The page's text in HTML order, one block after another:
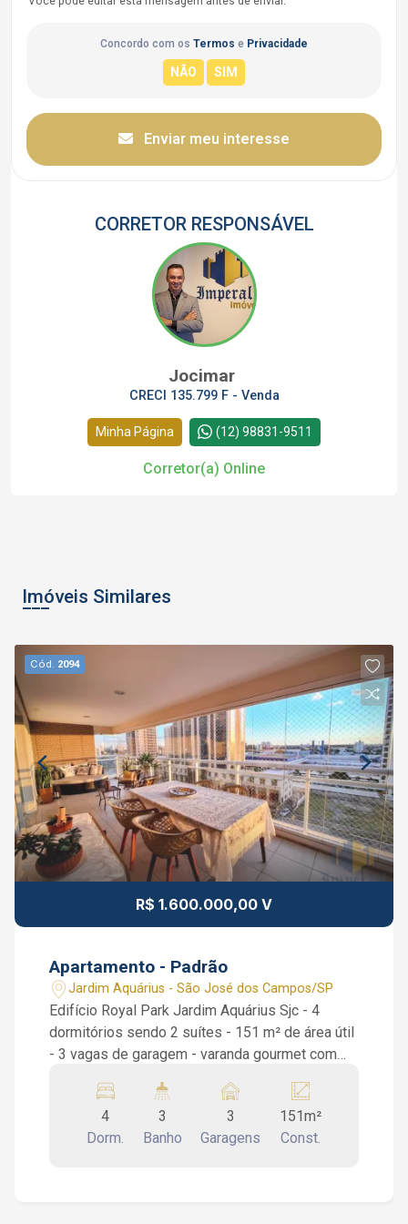
Concordo com os Termos e Privacidade
Enviar meu interesse
CORRETOR RESPONSÁVEL
Jocimar
CRECI 135.799 F - Venda
Minha Página (12) 98831-9511
Corretor(a) Online
Imóveis Similares
Cód. 2094
R$ 1.600.000,00 V
Apartamento - Padrão
Jardim Aquárius - São José dos Campos/SP
Edifício Royal Park Jardim Aquárius Sjc - 4
dormitórios sendo 2 suítes - 151 m² de área útil
- 3 vagas de garagem - varanda gourmet com
apartamento com 152 m² de área privativa, 4
dormitórios (sendo 2 suítes) com piso de
madeira, sala ampla para 3 ambientes também
4
Dorm.
3
Banho
3
Garagens
151m²
Const.